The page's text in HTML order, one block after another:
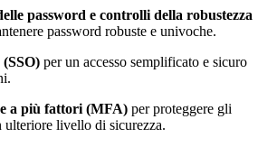
password e controlli della robustezza
password robuste e univoche.
per un accesso semplificato e sicuro
a più fattori (MFA) per proteggere gli
ulteriore livello di sicurezza.